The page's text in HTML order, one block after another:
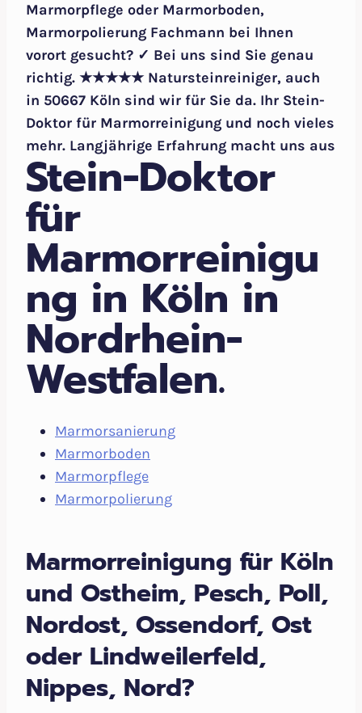
Marmorpflege oder Marmorboden,
Marmorpolierung Fachmann bei Ihnen
vorort gesucht? ✓ Bei uns sind Sie genau
richtig. ★★★★★ Natursteinreiniger, auch
in 50667 Köln sind wir für Sie da. Ihr Stein-
Doktor für Marmorreinigung und noch vieles
mehr. Langjährige Erfahrung macht uns aus
Stein-Doktor
für
Marmorreinigu
ng in Köln in
Nordrhein-
Westfalen.
Marmorsanierung
Marmorboden
Marmorpflege
Marmorpolierung
Marmorreinigung für Köln
und Ostheim, Pesch, Poll,
Nordost, Ossendorf, Ost
oder Lindweilerfeld,
Nippes, Nord?